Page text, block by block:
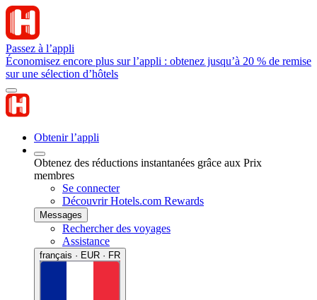
Passez à l’appli
Économisez encore plus sur l’appli : obtenez jusqu’à 20 % de remise
sur une sélection d’hôtels
Obtenir l’appli
Obtenez des réductions instantanées grâce aux Prix
membres
Se connecter
Découvrir Hotels.com Rewards
Messages
Rechercher des voyages
Assistance
français · EUR · FR